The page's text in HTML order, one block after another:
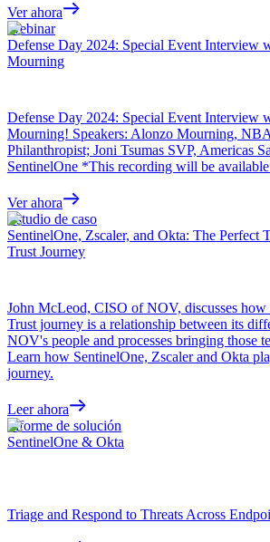
Ver ahora
Webinar
Defense Day 2024: Special Event Interview
Mourning
Defense Day 2024: Special Event Interview
Mourning! Speakers: Alonzo Mourning,
Philanthropist; Joni Tsumas SVP, Americas
SentinelOne *This recording will be
Ver ahora
Estudio de caso
SentinelOne, Zscaler, and Okta: The Perfect
Trust Journey
John McLeod, CISO of NOV, discusses how
Trust journey is a relationship between its
NOV's people and processes bringing those
Learn how SentinelOne, Zscaler and Okta
journey.
Leer ahora
Informe de solución
SentinelOne & Okta
Triage and Respond to Threats Across